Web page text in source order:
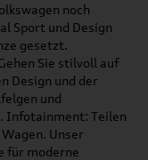
noch
Sport und Design
gesetzt.
Sie stilvoll auf
Design und der
und
Infotainment: Teilen
Unser
für moderne